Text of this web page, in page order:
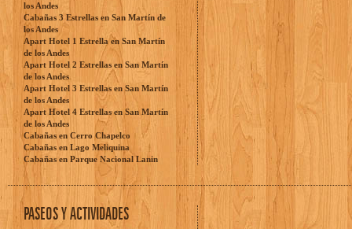
los Andes
Cabañas 3 Estrellas en San Martín de
los Andes
Apart Hotel 1 Estrella en San Martín
de los Andes
Apart Hotel 2 Estrellas en San Martín
de los Andes
Apart Hotel 3 Estrellas en San Martín
de los Andes
Apart Hotel 4 Estrellas en San Martín
de los Andes
Cabañas en Cerro Chapelco
Cabañas en Lago Meliquina
Cabañas en Parque Nacional Lanin
PASEOS Y ACTIVIDADES